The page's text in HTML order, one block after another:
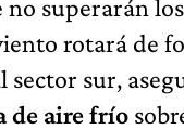
no superarán los
rotará de
sector sur,
de aire frío